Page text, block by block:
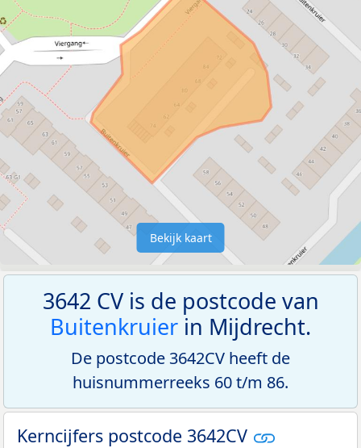
Bekijk kaart
3642 CV is de postcode van
Buitenkruier in Mijdrecht.
De postcode 3642CV heeft de
huisnummerreeks 60 t/m 86.
Kerncijfers postcode 3642CV